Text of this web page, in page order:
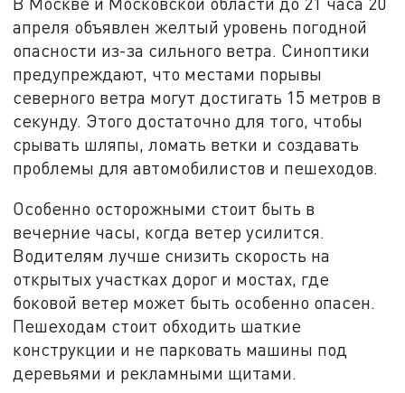
апреля объявлен желтый уровень погодной
опасности из-за сильного ветра. Синоптики
предупреждают, что местами порывы
северного ветра могут достигать 15 метров в
секунду. Этого достаточно для того, чтобы
срывать шляпы, ломать ветки и создавать
проблемы для автомобилистов и пешеходов.
Особенно осторожными стоит быть в
вечерние часы, когда ветер усилится.
Водителям лучше снизить скорость на
открытых участках дорог и мостах, где
боковой ветер может быть особенно опасен.
Пешеходам стоит обходить шаткие
конструкции и не парковать машины под
деревьями и рекламными щитами.